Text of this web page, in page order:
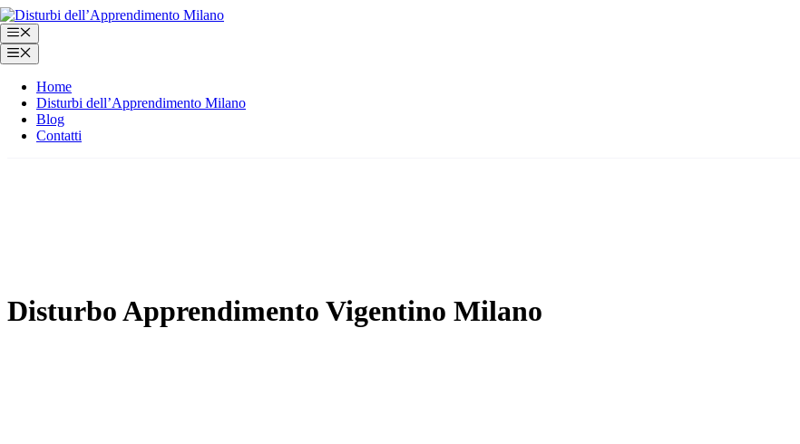
Vai
al
contenuto
Menu
Menu
Home
Disturbi dell’Apprendimento Milano
Blog
Contatti
Disturbo Apprendimento Vigentino Milano